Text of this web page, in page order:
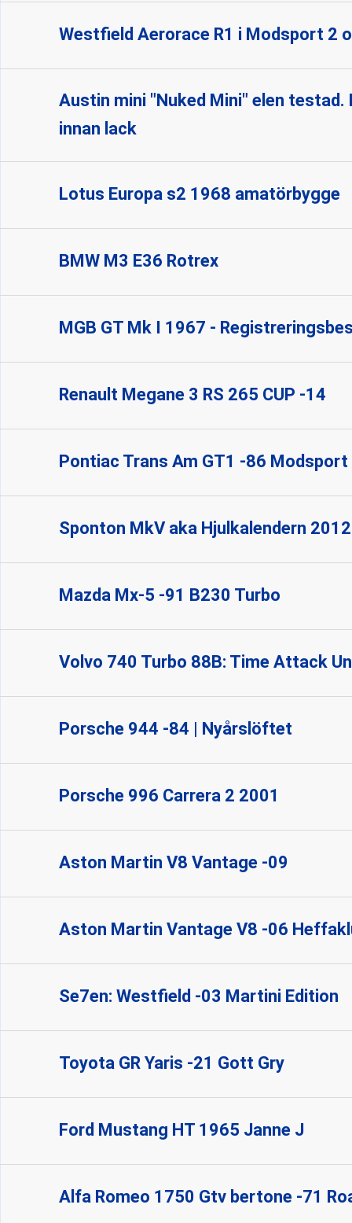
Westfield Aerorace R1 i Modsport 2
Austin mini "Nuked Mini" elen
innan lack
Lotus Europa s2 1968 amatörbygge
BMW M3 E36 Rotrex
MGB GT Mk I 1967 -
Renault Megane 3 RS 265 CUP -14
Pontiac Trans Am GT1 -86 Modsport
Sponton MkV aka Hjulkalendern 2012
Mazda Mx-5 -91 B230 Turbo
Volvo 740 Turbo 88B: Time Attack
Porsche 944 -84 | Nyårslöftet
Porsche 996 Carrera 2 2001
Aston Martin V8 Vantage -09
Aston Martin Vantage V8 -06
Se7en: Westfield -03 Martini Edition
Toyota GR Yaris -21 Gott Gry
Ford Mustang HT 1965 Janne J
Alfa Romeo 1750 Gtv bertone -71